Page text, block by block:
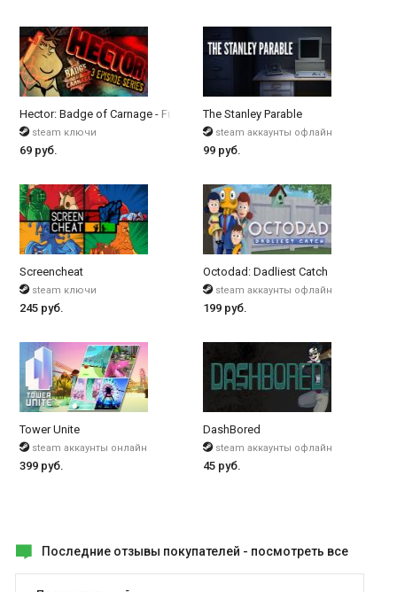
Hector: Badge of Carnage - Full Series
steam ключи
69 руб.
The Stanley Parable
steam аккаунты офлайн
99 руб.
Screencheat
steam ключи
245 руб.
Octodad: Dadliest Catch
steam аккаунты офлайн
199 руб.
Tower Unite
steam аккаунты онлайн
399 руб.
DashBored
steam аккаунты офлайн
45 руб.
Последние отзывы покупателей - посмотреть все